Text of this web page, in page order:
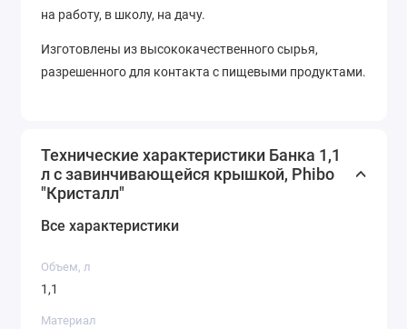
на работу, в школу, на дачу.
Изготовлены из высококачественного сырья,
разрешенного для контакта с пищевыми продуктами.
Технические характеристики Банка 1,1
л с завинчивающейся крышкой, Phibo
"Кристалл"
Все характеристики
Объем, л
1,1
Материал